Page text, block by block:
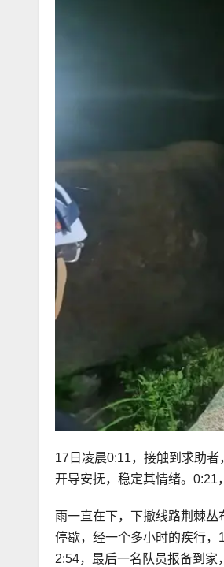
17日凌晨0:11，接触到求助
开导安抚，稳定其情绪。0:21
雨一直在下，下撤线路荆棘
停歇，经一个多小时的疾行
2:54，最后一名队员报备到家